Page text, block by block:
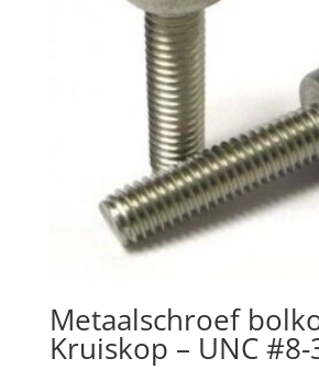
Metaalschroef
Kruiskop – UNC